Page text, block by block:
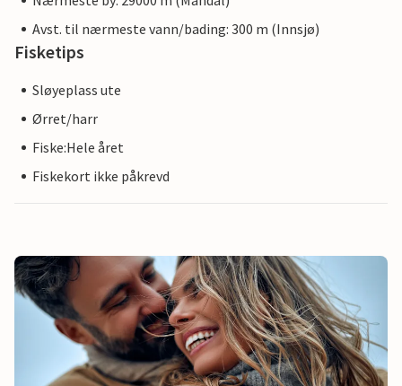
Avst. til nærmeste vann/bading: 300 m (Innsjø)
Fisketips
Sløyeplass ute
Ørret/harr
Fiske:Hele året
Fiskekort ikke påkrevd